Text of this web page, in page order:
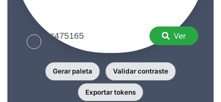
Ver
Gerar paleta Validar contraste
Exportar tokens